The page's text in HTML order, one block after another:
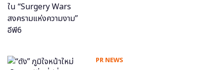
PR NEWS